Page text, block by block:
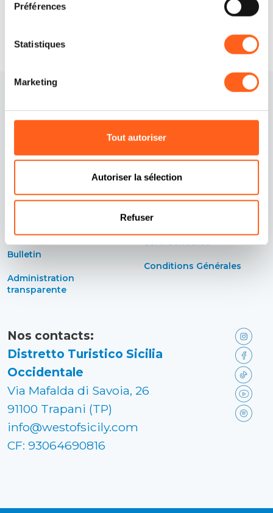
Préférences
Statistiques
Marketing
Tout autoriser
Autoriser la sélection
Refuser
Bulletin
Administration
transparente
Politique de cookies
Conditions Générales
Nos contacts:
Distretto Turistico Sicilia
Occidentale
Via Mafalda di Savoia, 26
91100 Trapani (TP)
info@westofsicily.com
CF: 93064690816